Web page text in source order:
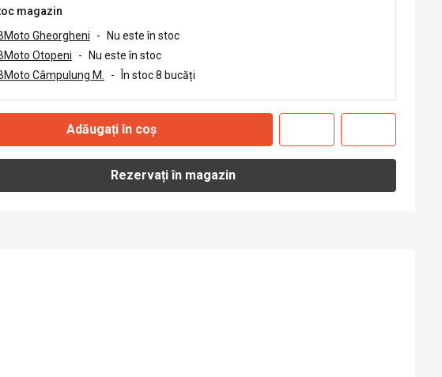
magazin
Gheorgheni
-
Nu este în stoc
Otopeni
-
Nu este în stoc
Câmpulung M.
- În stoc 8 bucăți
Adăugați în coș
Rezervați în magazin